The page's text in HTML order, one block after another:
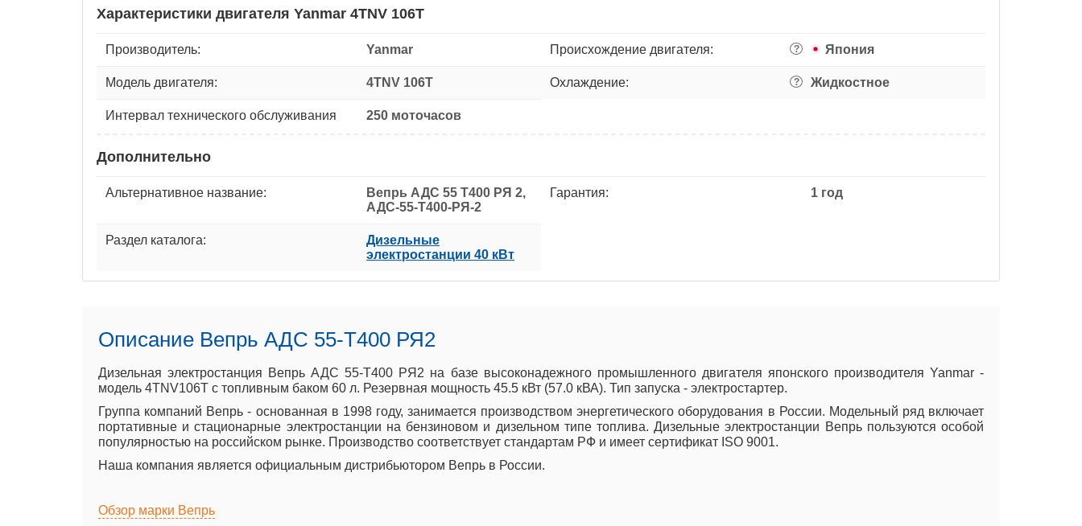
Характеристики двигателя Yanmar 4TNV 106Т
Производитель: Yanmar Происхождение двигателя: ? Япония
Модель двигателя: 4TNV 106Т Охлаждение: ? Жидкостное
Интервал технического обслуживания 250 моточасов
Дополнительно
Альтернативное название:
Вепрь АДС 55 Т400 РЯ 2,
АДС-55-Т400-РЯ-2
Гарантия: 1 год
Раздел каталога:
Дизельные
электростанции 40 кВт
Описание Вепрь АДС 55-Т400 РЯ2
Дизельная электростанция Вепрь АДС 55-Т400 РЯ2 на базе высоконадежного промышленного двигателя японского производителя Yanmar -
модель 4TNV106Т с топливным баком 60 л. Резервная мощность 45.5 кВт (57.0 кВА). Тип запуска - электростартер.
Группа компаний Вепрь - основанная в 1998 году, занимается производством энергетического оборудования в России. Модельный ряд включает
портативные и стационарные электростанции на бензиновом и дизельном типе топлива. Дизельные электростанции Вепрь пользуются особой
популярностью на российском рынке. Производство соответствует стандартам РФ и имеет сертификат ISO 9001.
Наша компания является официальным дистрибьютором Вепрь в России.
Обзор марки Вепрь